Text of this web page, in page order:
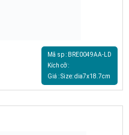
Mã sp : BRE0049AA-LD
Kích cỡ :
Giá : Size: dia7x18.7cm